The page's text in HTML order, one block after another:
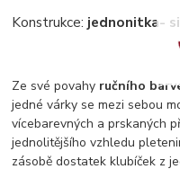
Konstrukce: jednonitka-
Ze své povahy ručního
jedné várky se mezi sebou
vícebarevných a prskaných
jednolitějšího vzhledu
zásobě dostatek klubíček z